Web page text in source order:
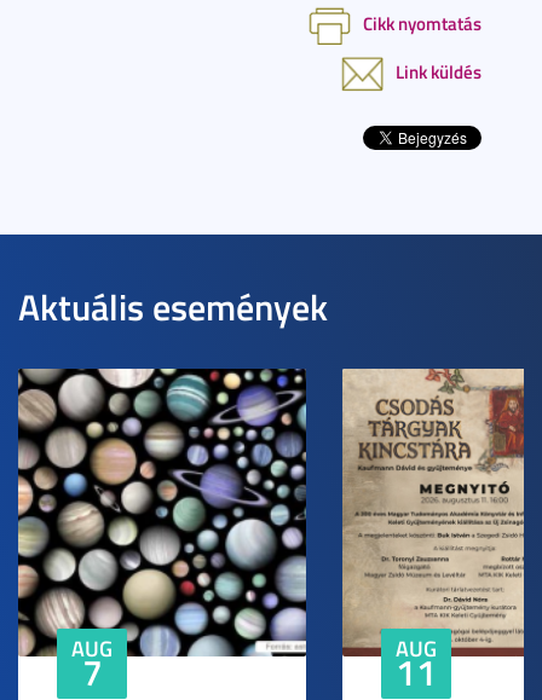
Cikk nyomtatás
Link küldés
Aktuális események
AUG
7 AUG
11